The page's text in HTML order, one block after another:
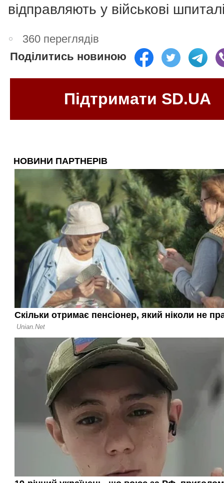
відправляють у військові
360 переглядів
Поділитись новиною
Підтримати SD.UA